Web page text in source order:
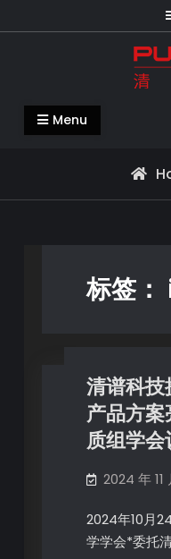
清谱科技中国
Menu
标签：
清谱科
产品方
质组学会
2024 年 11
2024年10月
学学会*委托